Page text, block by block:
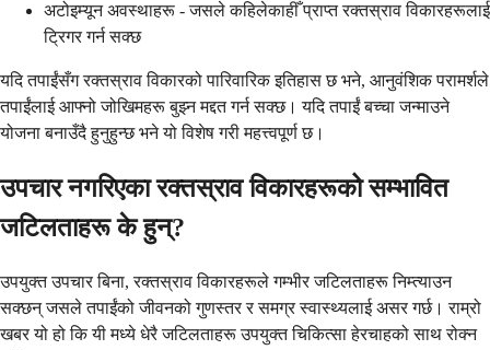
अटोइम्यून अवस्थाहरू - जसले कहिलेकाहीँ प्राप्त रक्तस्राव विकारहरूलाई
ट्रिगर गर्न सक्छ
यदि तपाईंसँग रक्तस्राव विकारको पारिवारिक इतिहास छ भने, आनुवंशिक परामर्शले
तपाईंलाई आफ्नो जोखिमहरू बुझ्न मद्दत गर्न सक्छ। यदि तपाईं बच्चा जन्माउने
योजना बनाउँदै हुनुहुन्छ भने यो विशेष गरी महत्त्वपूर्ण छ।
उपचार नगरिएका रक्तस्राव विकारहरूको सम्भावित
जटिलताहरू के हुन्?
उपयुक्त उपचार बिना, रक्तस्राव विकारहरूले गम्भीर जटिलताहरू निम्त्याउन
सक्छन् जसले तपाईंको जीवनको गुणस्तर र समग्र स्वास्थ्यलाई असर गर्छ। राम्रो
खबर यो हो कि यी मध्ये धेरै जटिलताहरू उपयुक्त चिकित्सा हेरचाहको साथ रोक्न